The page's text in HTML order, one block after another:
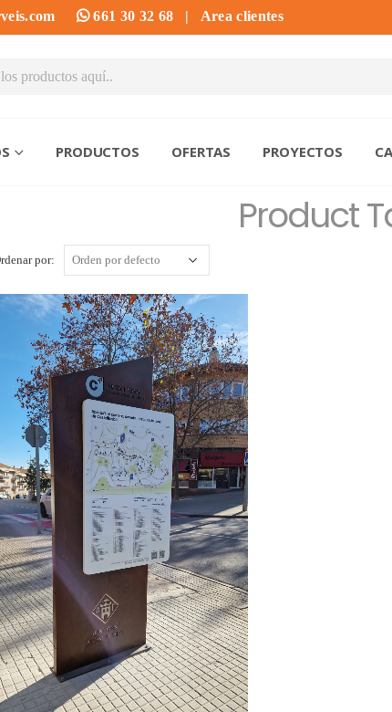
661 30 32 68 | Area clientes
PRODUCTOS OFERTAS PROYECTOS
Product
por: